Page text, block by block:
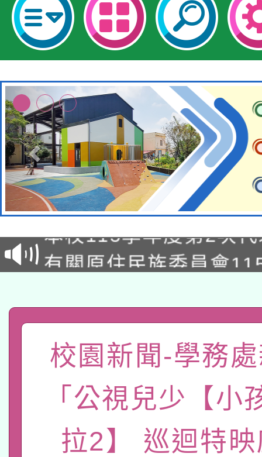
本校115學年度第1次
第3次招考甄選結果公
次招考甄選結果公告(
有關原住民族委員會
一案。
答一案
人員健康講座「吃得安
心」，鼓勵退休同仁踴
案。
本校115學年度第2次
適應運動共學行動站研
本館辦理115年度閱讀
暨閱讀推動專業研習
科技賦能─人工智慧
校園新聞-學務
「公視兒少【小
拉2】 巡迴特